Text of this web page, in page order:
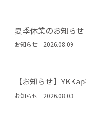
夏季休業のお知らせ
お知らせ｜2026.08.09
【お知らせ】
お知らせ｜2026.08.03